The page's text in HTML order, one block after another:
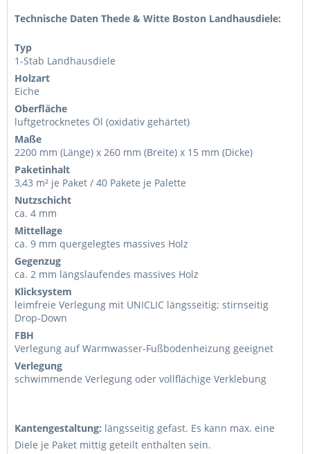
Technische Daten Thede & Witte Boston Landhausdiele:
Typ
1-Stab Landhausdiele
Holzart
Eiche
Oberfläche
luftgetrocknetes Öl (oxidativ gehärtet)
Maße
2200 mm (Länge) x 260 mm (Breite) x 15 mm (Dicke)
Paketinhalt
3,43 m² je Paket / 40 Pakete je Palette
Nutzschicht
ca. 4 mm
Mittellage
ca. 9 mm quergelegtes massives Holz
Gegenzug
ca. 2 mm längslaufendes massives Holz
Klicksystem
leimfreie Verlegung mit UNICLIC längsseitig; stirnseitig
Drop-Down
FBH
Verlegung auf Warmwasser-Fußbodenheizung geeignet
Verlegung
schwimmende Verlegung oder vollflächige Verklebung
Kantengestaltung: längsseitig gefast. Es kann max. eine
Diele je Paket mittig geteilt enthalten sein.